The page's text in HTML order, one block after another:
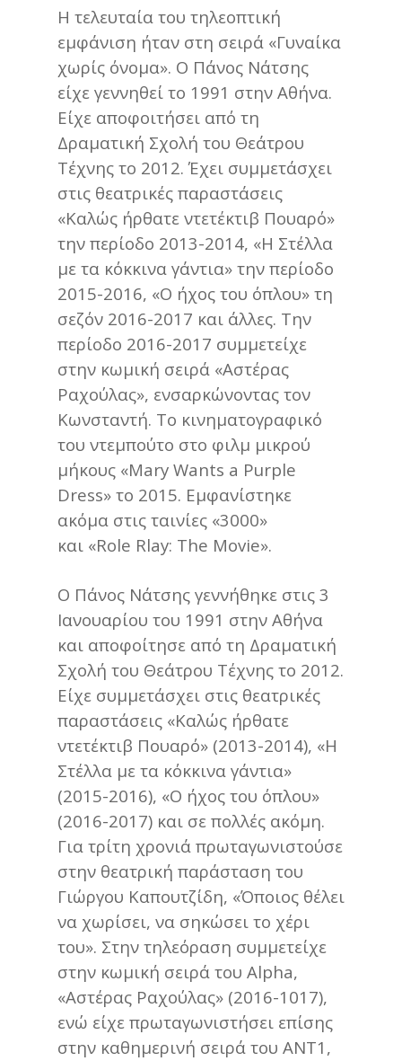
Η τελευταία του τηλεοπτική
εμφάνιση ήταν στη σειρά «Γυναίκα
χωρίς όνομα». Ο Πάνος Νάτσης
είχε γεννηθεί το 1991 στην Αθήνα.
Είχε αποφοιτήσει από τη
Δραματική Σχολή του Θεάτρου
Τέχνης το 2012. Έχει συμμετάσχει
στις θεατρικές παραστάσεις
«Καλώς ήρθατε ντετέκτιβ Πουαρό»
την περίοδο 2013-2014, «Η Στέλλα
με τα κόκκινα γάντια» την περίοδο
2015-2016, «Ο ήχος του όπλου» τη
σεζόν 2016-2017 και άλλες. Την
περίοδο 2016-2017 συμμετείχε
στην κωμική σειρά «Αστέρας
Ραχούλας», ενσαρκώνοντας τον
Κωνσταντή. Το κινηματογραφικό
του ντεμπούτο στο φιλμ μικρού
μήκους «Mary Wants a Purple
Dress» το 2015. Εμφανίστηκε
ακόμα στις ταινίες «3000»
και «Role Rlay: The Movie».
Ο Πάνος Νάτσης γεννήθηκε στις 3
Ιανουαρίου του 1991 στην Αθήνα
και αποφοίτησε από τη Δραματική
Σχολή του Θεάτρου Τέχνης το 2012.
Είχε συμμετάσχει στις θεατρικές
παραστάσεις «Καλώς ήρθατε
ντετέκτιβ Πουαρό» (2013-2014), «Η
Στέλλα με τα κόκκινα γάντια»
(2015-2016), «Ο ήχος του όπλου»
(2016-2017) και σε πολλές ακόμη.
Για τρίτη χρονιά πρωταγωνιστούσε
στην θεατρική παράσταση του
Γιώργου Καπουτζίδη, «Όποιος θέλει
να χωρίσει, να σηκώσει το χέρι
του». Στην τηλεόραση συμμετείχε
στην κωμική σειρά του Alpha,
«Αστέρας Ραχούλας» (2016-1017),
ενώ είχε πρωταγωνιστήσει επίσης
στην καθημερινή σειρά του ANT1,